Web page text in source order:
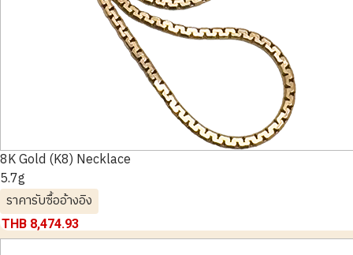
8K Gold (K8) Necklace
5.7g
ราคารับซื้ออ้างอิง
THB 8,474.93